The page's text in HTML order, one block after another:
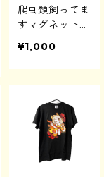
爬虫類飼ってま
すマグネット＆
¥1,000